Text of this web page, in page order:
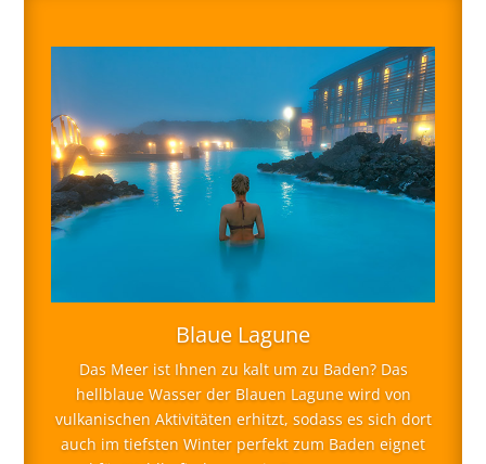
Blaue Lagune
Das Meer ist Ihnen zu kalt um zu Baden? Das
hellblaue Wasser der Blauen Lagune wird von
vulkanischen Aktivitäten erhitzt, sodass es sich dort
auch im tiefsten Winter perfekt zum Baden eignet